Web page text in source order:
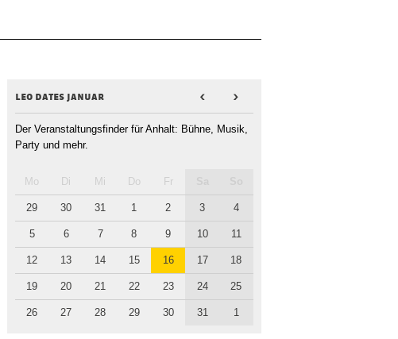
leo dates januar < >
Der Veranstaltungsfinder für Anhalt: Bühne, Musik,
Party und mehr.
Mo Di Mi Do Fr
29 30 31 1 2 3 4
5 6 7 8 9 10 11
12 13 14 15 16 17 18
19 20 21 22 23 24 25
26 27 28 29 30 31 1